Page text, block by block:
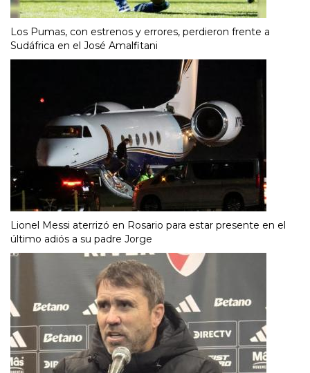
Los Pumas, con estrenos y errores, perdieron frente a
Sudáfrica en el José Amalfitani
Lionel Messi aterrizó en Rosario para estar presente en el
último adiós a su padre Jorge